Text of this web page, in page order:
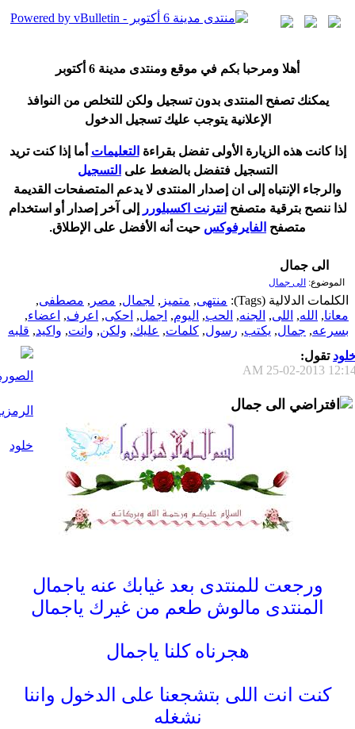
هلا ومرحبا بكم في موقع ومنتدى مدينة 6 أكتوبر
يمكنك تصفح المنتدى بدون تسجيل ولكن للتخلص من النوافذ
الإعلانية يتوجب عليك تسجيل الدخول
إذا كانت هذه الزيارة الأولى تفضل بقراءة التعليمات ما إذا كنت تريد
التسجيل فتفضل بالضغط على التسجيل
والرجاء الإنتباه إلى ان إصدار المنتدى لا يدعم المتصفحات القديمة
لذا ننصح بترقية متصفح انترنت اكسبلورر إلى آخر إصدار أو استخدام
متصفح الفايرفوكس حيت نه الأفضل على الإطلاق.
الى جمال
الموضوع: الى جمال
الكلمات الدلالية (Tags): منتهى, متميز , لجمال, مصر , مصطفى,
معانا, الله, اللى, الجنه, الحب, اليوم, اجمل, احكى, اعرف, اعضاء,
بسرعه, جمال, يكتب, رسول, كلمات, عليك, ولكن, وانت, واكيد, قلبه
تقول:
25-02-2013 12:14
الى جمال
ورجعت للمنتدى بعد غيابك عنه ياجمال
المنتدى مالوش طعم من غيرك ياجمال
هجرناه كلنا ياجمال
كنت انت اللى بتشجعنا على الدخول واننا
نشغله